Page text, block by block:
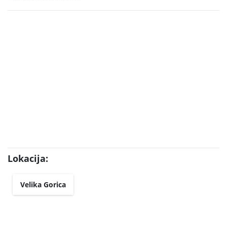
Lokacija:
Velika Gorica